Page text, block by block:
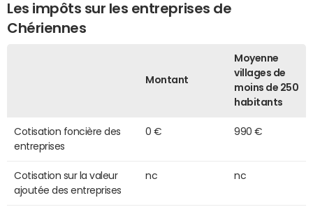
Les impôts sur les entreprises de
Chériennes
Montant
Moyenne
villages de
moins de 250
habitants
Cotisation foncière des
entreprises
0 € 990 €
Cotisation sur la valeur
ajoutée des entreprises
nc nc